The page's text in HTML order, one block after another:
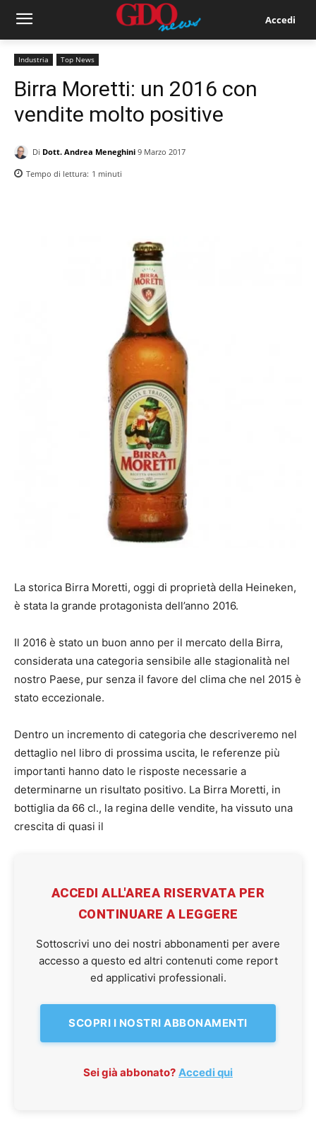
Accedi
Industria Top News
Birra Moretti: un 2016 con
vendite molto positive
Di Dott. Andrea Meneghini 9 Marzo 2017
Tempo di lettura: 1 minuti
La storica Birra Moretti, oggi di proprietà della Heineken,
è stata la grande protagonista dell’anno 2016.
Il 2016 è stato un buon anno per il mercato della Birra,
considerata una categoria sensibile alle stagionalità nel
nostro Paese, pur senza il favore del clima che nel 2015 è
stato eccezionale.
Dentro un incremento di categoria che descriveremo nel
dettaglio nel libro di prossima uscita, le referenze più
importanti hanno dato le risposte necessarie a
determinarne un risultato positivo. La Birra Moretti, in
bottiglia da 66 cl., la regina delle vendite, ha vissuto una
crescita di quasi il
ACCEDI ALL'AREA RISERVATA PER
CONTINUARE A LEGGERE
Sottoscrivi uno dei nostri abbonamenti per avere
accesso a questo ed altri contenuti come report
ed applicativi professionali.
SCOPRI I NOSTRI ABBONAMENTI
Sei già abbonato? Accedi qui